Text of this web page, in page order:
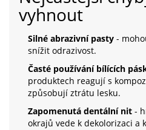
vyhnout
Silné abrazivní pasty -
snížit odrazivost.
Časté používání bílících
produktech reagují s
způsobují ztrátu lesku.
Zapomenutá dentální nit -
okrajů vede k dekolorizaci a